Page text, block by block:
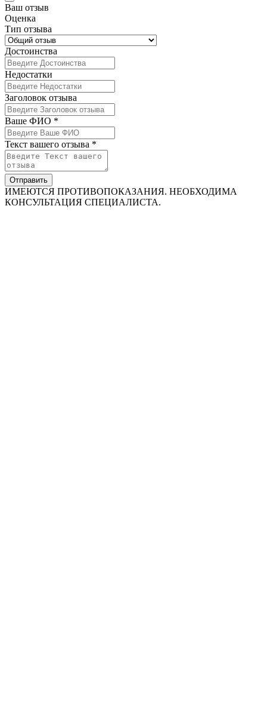
Ваш отзыв
Оценка
Тип отзыва
Достоинства
Недостатки
Заголовок отзыва
Ваше ФИО *
Текст вашего отзыва *
Отправить
ИМЕЮТСЯ ПРОТИВОПОКАЗАНИЯ. НЕОБХОДИМА
КОНСУЛЬТАЦИЯ СПЕЦИАЛИСТА.